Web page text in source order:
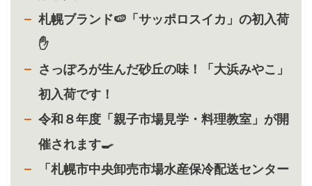
札幌ブランド🍉「サッポロスイカ」の初入荷
✋
さっぽろが生んだ砂丘の味！「大浜みやこ」
初入荷です！
令和８年度「親子市場見学・料理教室」が開
催されます🍳
「札幌市中央卸売市場水産保冷配送センター